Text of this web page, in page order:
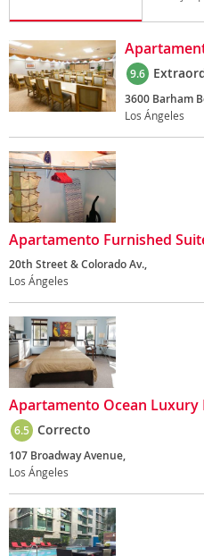
9.6
3600 Barham
Los Ángeles
Apartamento Furnished
20th Street & Colorado Av.,
Los Ángeles
Apartamento Ocean Luxury
6.5 Correcto
107 Broadway Avenue,
Los Ángeles